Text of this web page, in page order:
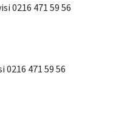
0216 471 59 56
0216 471 59 56